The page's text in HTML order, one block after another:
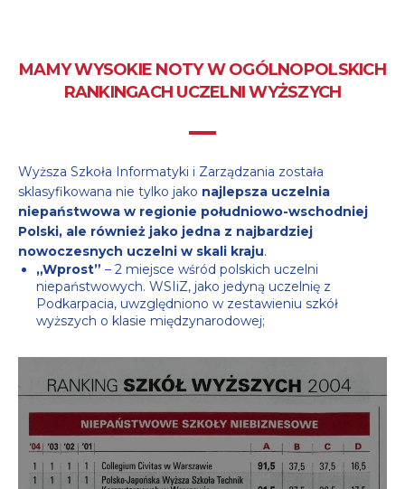
MAMY WYSOKIE NOTY W OGÓLNOPOLSKICH
RANKINGACH UCZELNI WYŻSZYCH
Wyższa Szkoła Informatyki i Zarządzania została
sklasyfikowana nie tylko jako najlepsza uczelnia
niepaństwowa w regionie południowo-wschodniej
Polski, ale również jako jedna z najbardziej
nowoczesnych uczelni w skali kraju.
„Wprost” – 2 miejsce wśród polskich uczelni
niepaństwowych. WSIiZ, jako jedyną uczelnię z
Podkarpacia, uwzględniono w zestawieniu szkół
wyższych o klasie międzynarodowej;